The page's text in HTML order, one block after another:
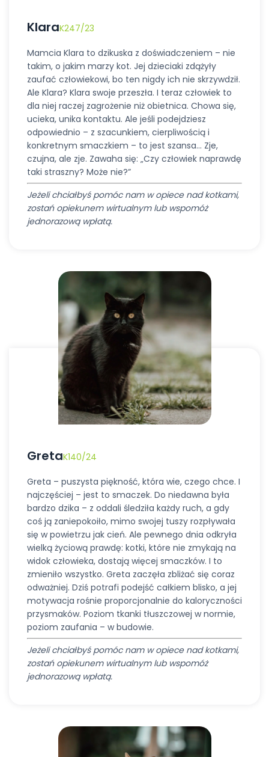
KlaraK247/23
Mamcia Klara to dzikuska z doświadczeniem – nie
takim, o jakim marzy kot. Jej dzieciaki zdążyły
zaufać człowiekowi, bo ten nigdy ich nie skrzywdził.
Ale Klara? Klara swoje przeszła. I teraz człowiek to
dla niej raczej zagrożenie niż obietnica. Chowa się,
ucieka, unika kontaktu. Ale jeśli podejdziesz
odpowiednio – z szacunkiem, cierpliwością i
konkretnym smaczkiem – to jest szansa… Zje,
czujna, ale zje. Zawaha się: „Czy człowiek naprawdę
taki straszny? Może nie?”
Jeżeli chciałbyś pomóc nam w opiece nad kotkami,
zostań opiekunem wirtualnym lub wspomóż
jednorazową wpłatą.
GretaK140/24
Greta – puszysta piękność, która wie, czego chce. I
najczęściej – jest to smaczek. Do niedawna była
bardzo dzika – z oddali śledziła każdy ruch, a gdy
coś ją zaniepokoiło, mimo swojej tuszy rozpływała
się w powietrzu jak cień. Ale pewnego dnia odkryła
wielką życiową prawdę: kotki, które nie zmykają na
widok człowieka, dostają więcej smaczków. I to
zmieniło wszystko. Greta zaczęła zbliżać się coraz
odważniej. Dziś potrafi podejść całkiem blisko, a jej
motywacja rośnie proporcjonalnie do kaloryczności
przysmaków. Poziom tkanki tłuszczowej w normie,
poziom zaufania – w budowie.
Jeżeli chciałbyś pomóc nam w opiece nad kotkami,
zostań opiekunem wirtualnym lub wspomóż
jednorazową wpłatą.